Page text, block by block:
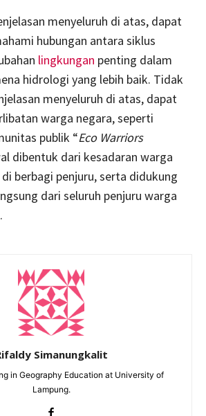
menyeluruh di atas, dapat
hubungan antara siklus
lingkungan penting dalam
hidrologi yang lebih baik. Tidak
menyeluruh di atas, dapat
warga negara, seperti
publik “Eco Warriors
dibentuk dari kesadaran warga
berbagi penjuru, serta didukung
dari seluruh penjuru warga
Simanungkalit
in Geography Education at University of
Lampung.